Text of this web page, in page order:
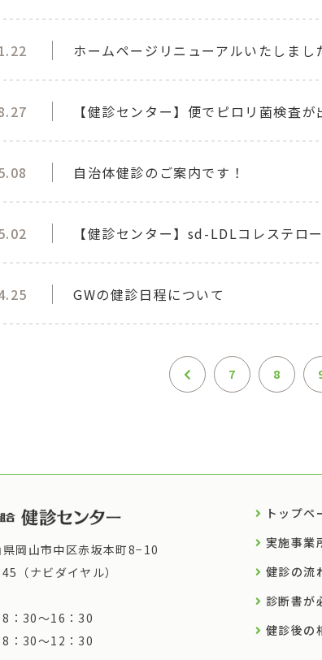
ホームページリニューアルいたしまし
【健診センター】便でピロリ菌検査
自治体健診のご案内です！
【健診センター】sd-LDLコレステロ
GWの健診日程について
7 8
岡山市中区赤坂本町8−10
（ナビダイヤル）
：30～16：30
～12：30
トップペ
実施事業
健診の流
診断書が
健診後の